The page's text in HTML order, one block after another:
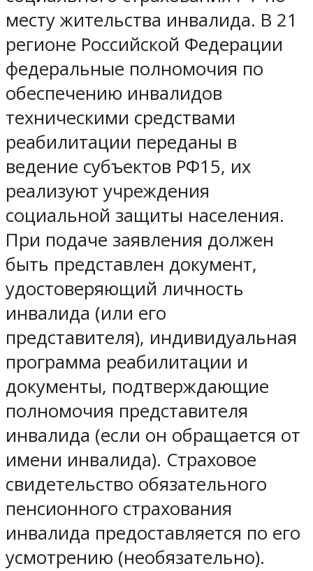
месту жительства инвалида. В 21
регионе Российской Федерации
федеральные полномочия по
обеспечению инвалидов
техническими средствами
реабилитации переданы в
ведение субъектов РФ15, их
реализуют учреждения
социальной защиты населения.
При подаче заявления должен
быть представлен документ,
удостоверяющий личность
инвалида (или его
представителя), индивидуальная
программа реабилитации и
документы, подтверждающие
полномочия представителя
инвалида (если он обращается от
имени инвалида). Страховое
свидетельство обязательного
пенсионного страхования
инвалида предоставляется по его
усмотрению (необязательно).